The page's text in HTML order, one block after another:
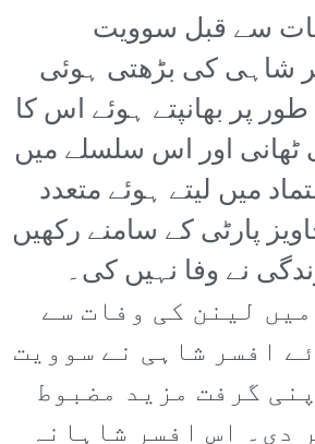
سے قبل سوویت
شاہی کی بڑھتی ہوئی
پر بھانپتے ہوئے اس کا
ٹھانی اور اس سلسلے میں
میں لیتے ہوئے متعدد
پارٹی کے سامنے رکھیں
نے وفا نہیں کی۔
1924ء میں لینن کی وفات سے
افسر شاہی نے سوویت
گرفت مزید مضبوط